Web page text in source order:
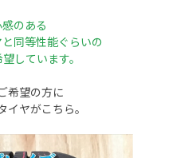
のある
同等性能ぐらいの
しています。
希望の方に
イヤがこちら。